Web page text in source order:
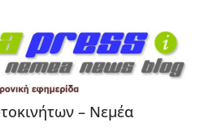
– Νεμέα